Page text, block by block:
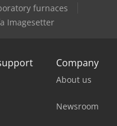
furnaces
Imagesetter
Company
About us
Newsroom